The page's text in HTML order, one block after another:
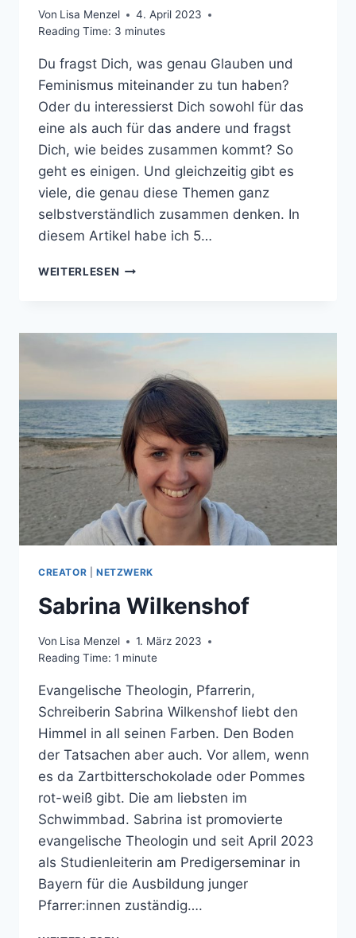
Von Lisa Menzel
4. April 2023
Reading Time: 3 minutes
Du fragst Dich, was genau Glauben und
Feminismus miteinander zu tun haben?
Oder du interessierst Dich sowohl für das
eine als auch für das andere und fragst
Dich, wie beides zusammen kommt? So
geht es einigen. Und gleichzeitig gibt es
viele, die genau diese Themen ganz
selbstverständlich zusammen denken. In
diesem Artikel habe ich 5…
WEITERLESEN GLAUBE
5
THEMA
CREATOR NETZWERK
Sabrina Wilkenshof
Von Lisa Menzel
1. März 2023
Reading Time: 1 minute
Evangelische Theologin, Pfarrerin,
Schreiberin Sabrina Wilkenshof liebt den
Himmel in all seinen Farben. Den Boden
der Tatsachen aber auch. Vor allem, wenn
es da Zartbitterschokolade oder Pommes
rot-weiß gibt. Die am liebsten im
Schwimmbad. Sabrina ist promovierte
evangelische Theologin und seit April 2023
als Studienleiterin am Predigerseminar in
Bayern für die Ausbildung junger
Pfarrer:innen zuständig….